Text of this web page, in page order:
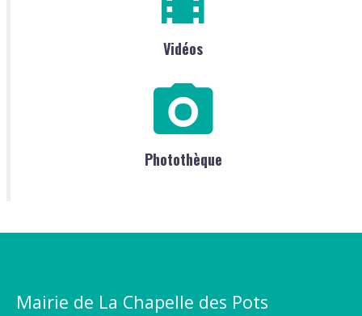
Vidéos
Photothèque
Mairie de La Chapelle des Pots